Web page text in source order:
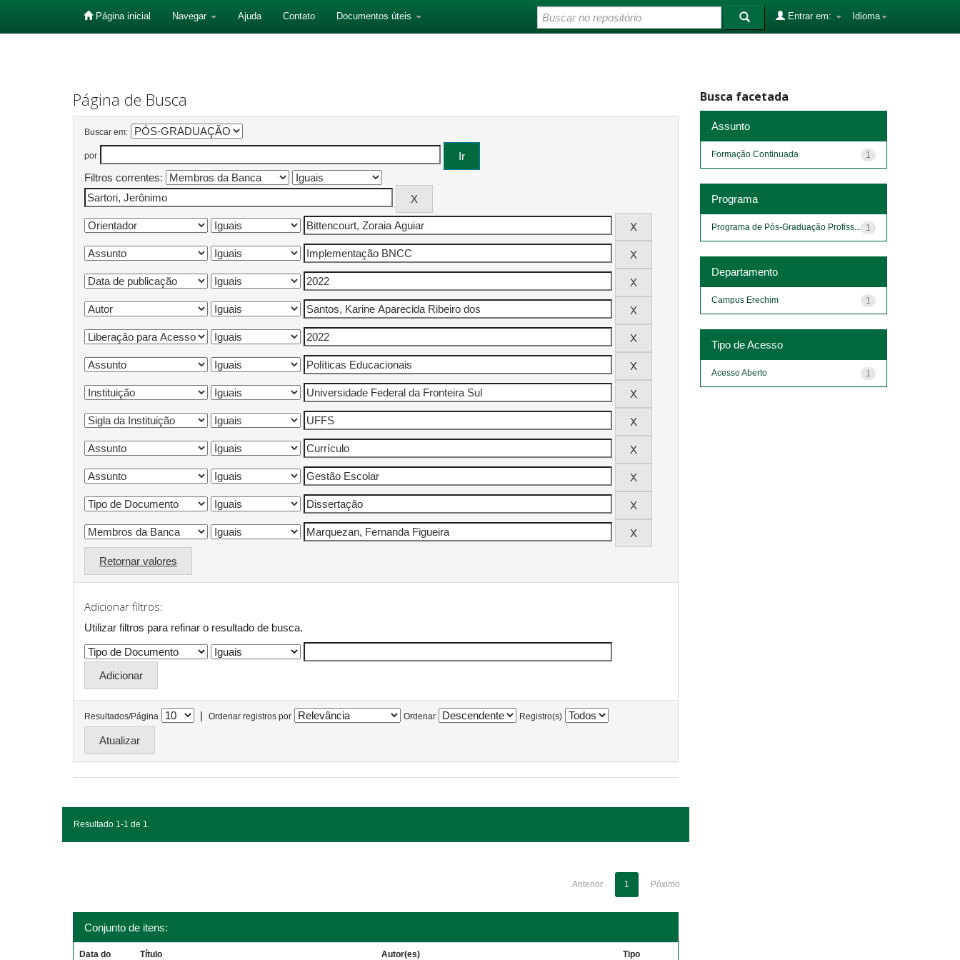
Página inicial Navegar Ajuda Contato Documentos úteis Idioma
Entrar em:
Página de Busca
Buscar em:
por
Filtros correntes:
Retornar valores
Adicionar filtros:
Utilizar filtros para refinar o resultado de busca.
Resultados/Página | Ordenar registros por Ordenar Registro(s)
Resultado 1-1 de 1.
Anterior 1 Póximo
Conjunto de itens:
Data do Título Autor(es) Tipo
Busca facetada
Assunto
1
Formação Continuada
Programa
1
Programa de Pós-Graduação Profiss...
Departamento
1
Campus Erechim
Tipo de Acesso
1
Acesso Aberto